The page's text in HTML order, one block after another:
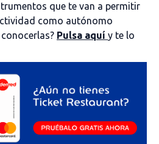
que te van a permitir
como autónomo
Pulsa aquí y te lo